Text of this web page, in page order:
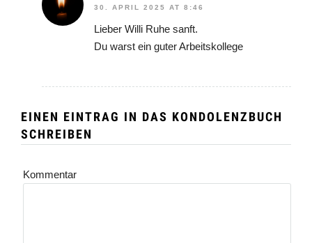
30. APRIL 2025 AT 8:46
Lieber Willi Ruhe sanft.
Du warst ein guter Arbeitskollege
EINEN EINTRAG IN DAS KONDOLENZBUCH
SCHREIBEN
Kommentar